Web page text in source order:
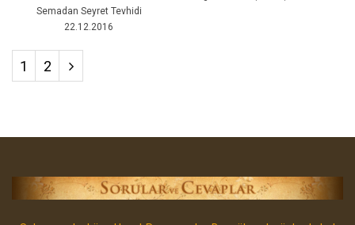
Semadan Seyret Tevhidi
22.12.2016
1 2